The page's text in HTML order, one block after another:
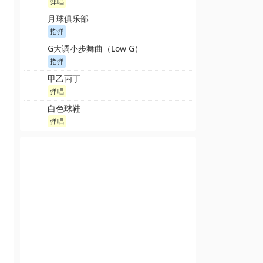
月球俱乐部
指弹
G大调小步舞曲（Low G）
指弹
甲乙丙丁
弹唱
白色球鞋
弹唱